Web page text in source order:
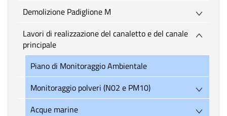
Demolizione Padiglione M
Lavori di realizzazione del canaletto e del canale
principale
Piano di Monitoraggio Ambientale
Monitoraggio polveri (N02 e PM10)
Acque marine